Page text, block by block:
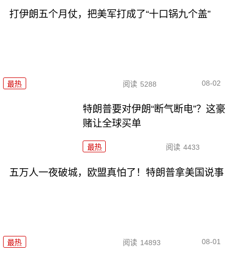
打伊朗五个月仗，把美军打成了“十口锅九个盖”
最热 阅读 5288 08-02
特朗普要对伊朗“断气断电”？这豪
赌让全球买单
最热 阅读 4433
五万人一夜破城，欧盟真怕了！特朗普拿美国说事
最热 阅读 14893 08-01